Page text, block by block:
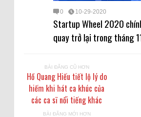
0 10-29-2020
Startup Wheel 2020
quay trở lại trong tháng
BÀI ĐĂNG CŨ HƠN
Hồ Quang Hiếu tiết lộ lý do
hiếm khi hát ca khúc của
các ca sĩ nổi tiếng khác
BÀI ĐĂNG MỚI HƠN